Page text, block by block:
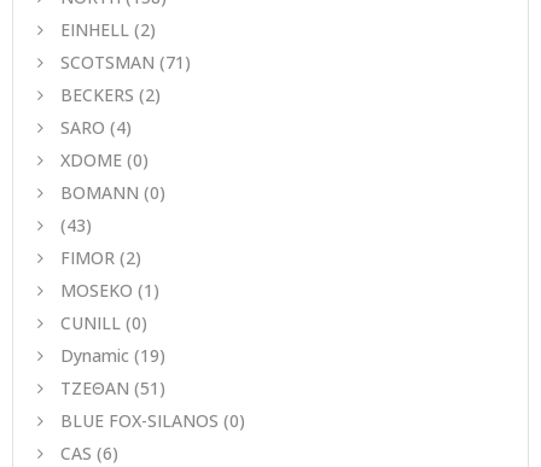
EINHELL (2)
SCOTSMAN (71)
BECKERS (2)
SARO (4)
XDOME (0)
BOMANN (0)
(43)
FIMOR (2)
MOSEKO (1)
CUNILL (0)
Dynamic (19)
ΤΖΕΘΑΝ (51)
BLUE FOX-SILANOS (0)
CAS (6)